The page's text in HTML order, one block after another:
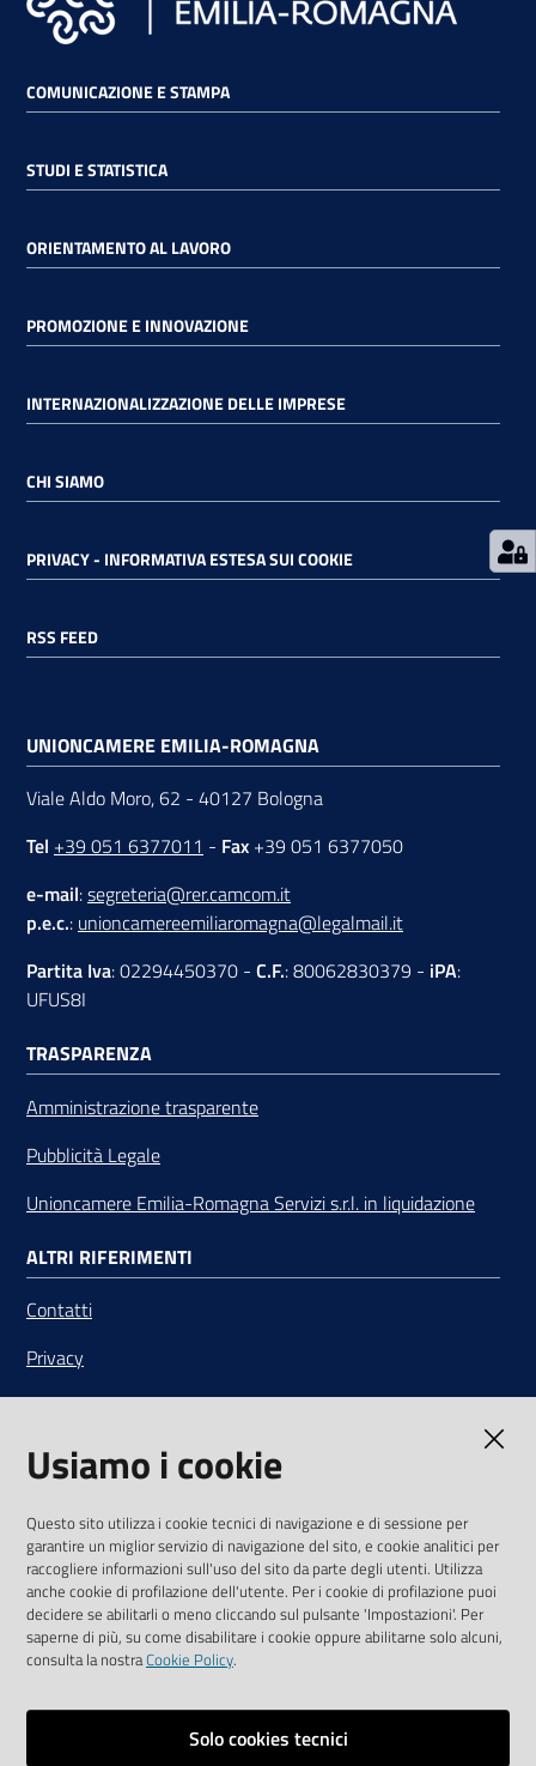
Chi
Seguici
su
COMUNICAZIONE E STAMPA
STUDI E STATISTICA
ORIENTAMENTO AL LAVORO
PROMOZIONE E INNOVAZIONE
INTERNAZIONALIZZAZIONE DELLE IMPRESE
CHI SIAMO
PRIVACY - INFORMATIVA ESTESA SUI COOKIE
RSS FEED
UNIONCAMERE EMILIA-ROMAGNA
Viale Aldo Moro, 62 - 40127 Bologna
Tel +39 051 6377011 - Fax +39 051 6377050
e-mail:segreteria@rer.camcom.it
p.e.c.: unioncamereemiliaromagna@legalmail.it
Partita Iva: 02294450370 - C.F.: 80062830379 - iPA:
UFUS8I
TRASPARENZA
Amministrazione trasparente
Pubblicità Legale
Unioncamere Emilia-Romagna Servizi s.r.l. in liquidazione
ALTRI RIFERIMENTI
Contatti
Privacy
Note legali
Media Policy
SEGUICI SU
YoutubeTwitterLinkedinFacebookInstagram
Usiamo i cookie
Questo sito utilizza i cookie tecnici di navigazione e di sessione per
garantire un miglior servizio di navigazione del sito, e cookie analitici per
raccogliere informazioni sull'uso del sito da parte degli utenti. Utilizza
anche cookie di profilazione dell'utente. Per i cookie di profilazione puoi
decidere se abilitarli o meno cliccando sul pulsante 'Impostazioni'. Per
saperne di più, su come disabilitare i cookie oppure abilitarne solo alcuni,
consulta la nostraCookie Policy.
Solo cookies tecnici